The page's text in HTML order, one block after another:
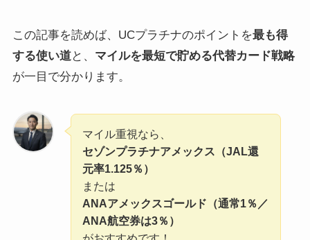
この記事を読めば、UCプラチナのポイントを最も得
する使い道と、 マイルを最短で貯める代替カード戦略
が一目で分かります。
マイル重視なら、
セゾンプラチナアメックス（JAL還
元率1.125％）
または
ANAアメックスゴールド（通常1％／
ANA航空券は3％）